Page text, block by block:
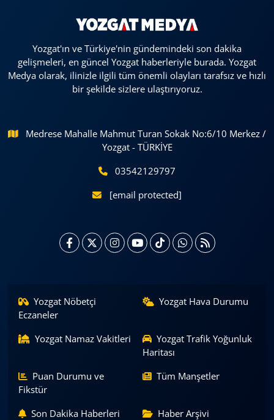
Yozgat'ın ve Türkiye'nin gündemindeki son dakika
gelişmeleri, en güncel Yozgat haberleriyle burada. Yozgat
Medya olarak, ilinizle ilgili tüm önemli olayları tarafsız ve hızlı
bir şekilde sizlere ulaştırıyoruz.
Medrese Mahalle Mahmut Turan Sokak No:6/10 Merkez /
Yozgat - TÜRKİYE
03542129797
[email protected]
Yozgat Nöbetçi
Eczaneler
Yozgat Hava Durumu
Yozgat Namaz Vakitleri
Yozgat Trafik Yoğunluk
Haritası
Puan Durumu ve
Fikstür
Tüm Manşetler
Son Dakika Haberleri Haber Arşivi